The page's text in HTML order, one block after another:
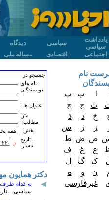
یادداشت
سیاسی
سیاسی دیدگاه
اجتماعی
اقتصادی مساله ملی
جستجو در
نام های
نویسندگان
:
عنوان ها :
متن
مطالب :
بخش :
تاريخ
انتشار:
از
دکتر همایون
به کدام طرف
سیاسی - تاریخ انتشار : ۲۶
نام
ب
پ
ث ج
چ
خ د
ذ
ز ژ
س
ص ض ط
ع غ
ف
ک گ
ل
ن و
ه
غیرفارسی